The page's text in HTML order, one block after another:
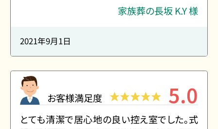
家族葬の長坂 K.Y 様
2021年9月1日
お客様満足度 5.0
とても清潔で居心地の良い控え室でした。式